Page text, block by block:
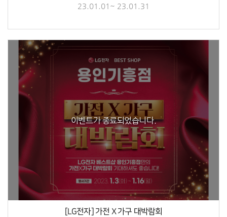
23.01.01~ 23.01.31
이벤트가 종료되었습니다.
[LG전자] 가전 X 가구 대박람회